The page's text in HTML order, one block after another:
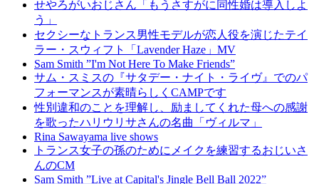
せやろがいおじさん「もうさすがに同性婚は導入しよ
う」
セクシーなトランス男性モデルが恋人役を演じたテイ
ラー・スウィフト「Lavender Haze」MV
Sam Smith ”I'm Not Here To Make Friends”
サム・スミスの『サタデー・ナイト・ライヴ』でのパ
フォーマンスが素晴らしくCAMPです
性別違和のことを理解し、励ましてくれた母への感謝
を歌ったハリウリサさんの名曲「ヴィルマ」
Rina Sawayama live shows
トランス女子の孫のためにメイクを練習するおじいさ
んのCM
Sam Smith ”Live at Capital's Jingle Bell Ball 2022”